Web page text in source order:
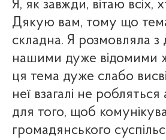
Я, як завжди, вітаю всіх,
Дякую вам, тому що
складна. Я розмовляла з
нашими дуже відомими
ця тема дуже слабо
неї взагалі не
для того, щоб
громадянського